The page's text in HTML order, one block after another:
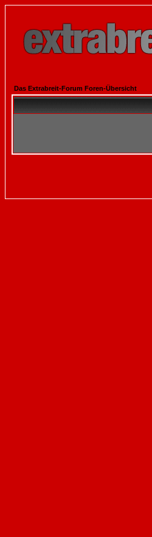
Das Extrabreit-Forum Foren-Übersicht